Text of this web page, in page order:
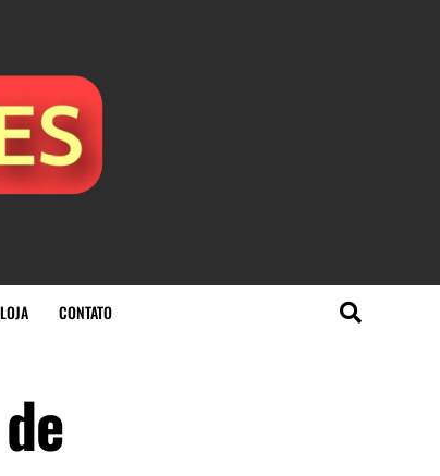
LOJA CONTATO